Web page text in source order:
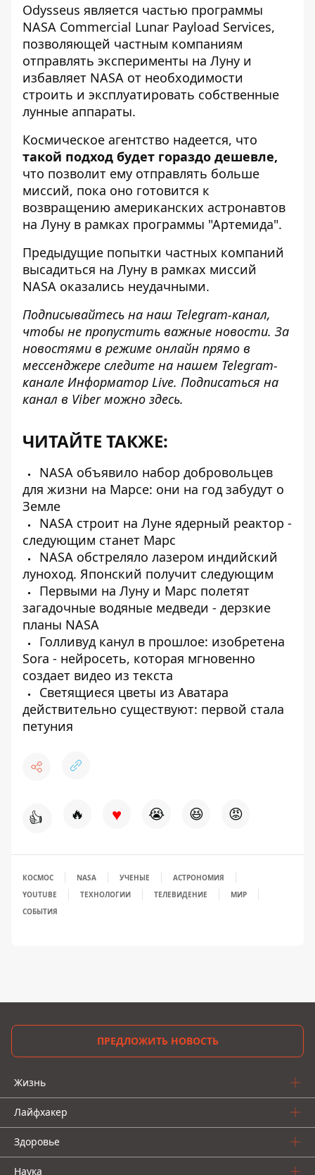
Odysseus является частью программы
NASA Commercial Lunar Payload Services,
позволяющей частным компаниям
отправлять эксперименты на Луну и
избавляет NASA от необходимости
строить и эксплуатировать собственные
лунные аппараты.
Космическое агентство надеется, что
такой подход будет гораздо дешевле,
что позволит ему отправлять больше
миссий, пока оно готовится к
возвращению американских астронавтов
на Луну в рамках программы "Артемида".
Предыдущие попытки частных компаний
высадиться на Луну в рамках миссий
NASA оказались неудачными.
Подписывайтесь на наш Telegram-канал,
чтобы не пропустить важные новости. За
новостями в режиме онлайн прямо в
мессенджере следите на нашем Telegram-
канале Информатор Live. Подписаться на
канал в Viber можно здесь.
ЧИТАЙТЕ ТАКЖЕ:
NASA объявило набор добровольцев
для жизни на Марсе: они на год забудут о
Земле
NASA строит на Луне ядерный реактор -
следующим станет Марс
NASA обстреляло лазером индийский
луноход. Японский получит следующим
Первыми на Луну и Марс полетят
загадочные водяные медведи - дерзкие
планы NASA
Голливуд канул в прошлое: изобретена
Sora - нейросеть, которая мгновенно
создает видео из текста
Светящиеся цветы из Аватара
действительно существуют: первой стала
петуния
👍 🔥 ♥ 😭 😆 😡
КОСМОС NASA УЧЕНЫЕ
АСТРОНОМИЯ
YOUTUBE
ТЕХНОЛОГИИ ТЕЛЕВИДЕНИЕ
МИР
СОБЫТИЯ
ПРЕДЛОЖИТЬ НОВОСТЬ
Жизнь
Лайфхакер
Здоровье
Наука